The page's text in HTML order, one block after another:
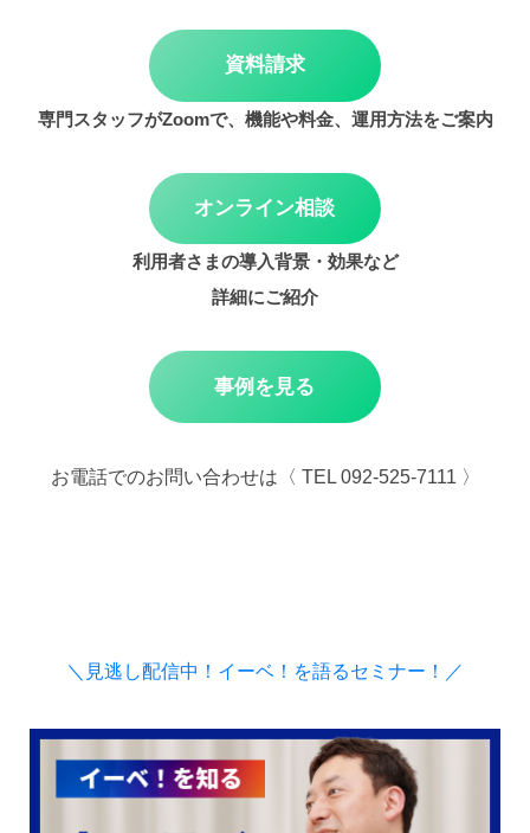
資料請求
専門スタッフがZoomで、機能や料金、運用方法をご案内
オンライン相談
利用者さまの導入背景・効果など
詳細にご紹介
事例を見る
お電話でのお問い合わせは〈 TEL 092-525-7111 〉
＼見逃し配信中！イーベ！を語るセミナー！／